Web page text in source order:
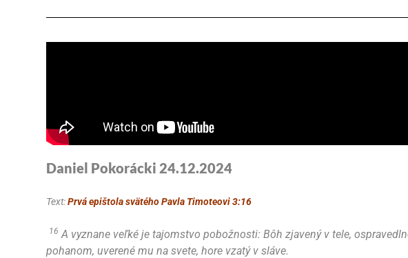
Daniel Pokorácki 24.12.2024
Text:Prvá epištola svätého Pavla Timoteovi 3:16
16 A vyznane veľké je tajomstvo pobožnosti: Bôh zjavený v tele,
pohanom, uverené mu na svete, hore vzatý v sláve.